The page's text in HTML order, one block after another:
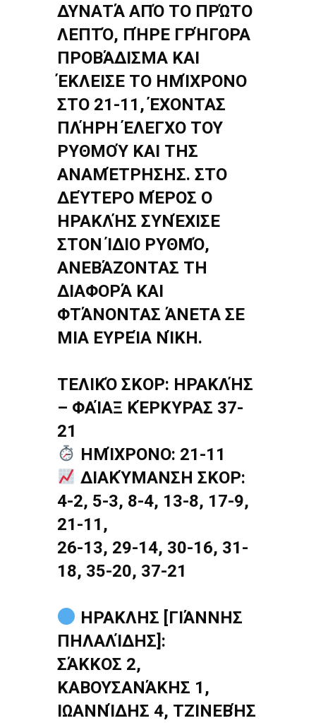
ΔΥΝΑΤΆ ΑΠΌ ΤΟ ΠΡΏΤΟ
ΛΕΠΤΌ, ΠΉΡΕ ΓΡΉΓΟΡΑ
ΠΡΟΒΆΔΙΣΜΑ ΚΑΙ
ΈΚΛΕΙΣΕ ΤΟ ΗΜΊΧΡΟΝΟ
ΣΤΟ 21-11, ΈΧΟΝΤΑΣ
ΠΛΉΡΗ ΈΛΕΓΧΟ ΤΟΥ
ΡΥΘΜΟΎ ΚΑΙ ΤΗΣ
ΑΝΑΜΈΤΡΗΣΗΣ. ΣΤΟ
ΔΕΎΤΕΡΟ ΜΈΡΟΣ Ο
ΗΡΑΚΛΉΣ ΣΥΝΈΧΙΣΕ
ΣΤΟΝ ΊΔΙΟ ΡΥΘΜΌ,
ΑΝΕΒΆΖΟΝΤΑΣ ΤΗ
ΔΙΑΦΟΡΆ ΚΑΙ
ΦΤΆΝΟΝΤΑΣ ΆΝΕΤΑ ΣΕ
ΜΙΑ ΕΥΡΕΊΑ ΝΊΚΗ.
ΤΕΛΙΚΌ ΣΚΟΡ: ΗΡΑΚΛΉΣ
– ΦΑΊΑΞ ΚΈΡΚΥΡΑΣ 37-
21
ΗΜΊΧΡΟΝΟ: 21-11
ΔΙΑΚΎΜΑΝΣΗ ΣΚΟΡ:
4-2, 5-3, 8-4, 13-8, 17-9,
21-11,
26-13, 29-14, 30-16, 31-
18, 35-20, 37-21
ΗΡΑΚΛΗΣ [ΓΙΆΝΝΗΣ
ΠΗΛΑΛΊΔΗΣ]:
ΣΆΚΚΟΣ 2,
ΚΑΒΟΥΣΑΝΆΚΗΣ 1,
ΙΩΑΝΝΊΔΗΣ 4, ΤΖΙΝΕΒΉΣ